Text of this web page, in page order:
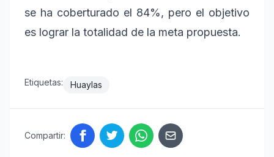
se ha coberturado el 84%, pero el objetivo
es lograr la totalidad de la meta propuesta.
Etiquetas: Huaylas
Compartir: